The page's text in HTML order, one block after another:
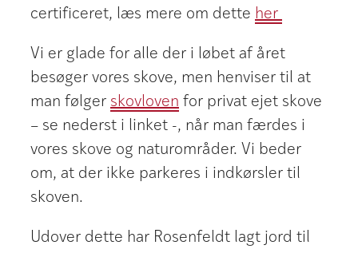
certificeret, læs mere om dette her
Vi er glade for alle der i løbet af året
besøger vores skove, men henviser til at
man følger skovloven for privat ejet skove
– se nederst i linket -, når man færdes i
vores skove og naturområder. Vi beder
om, at der ikke parkeres i indkørsler til
skoven.
Udover dette har Rosenfeldt lagt jord til